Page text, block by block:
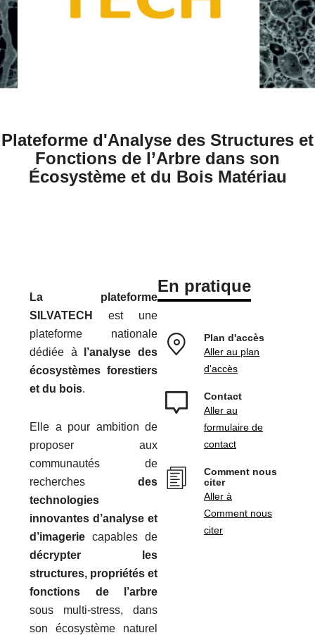
Plateforme d'Analyse des Structures et
Fonctions de l’Arbre dans son
Écosystème et du Bois Matériau
La plateforme
SILVATECH
est une
plateforme nationale
dédiée à
l’analyse des
écosystèmes forestiers
et du bois.
Elle a pour ambition de
proposer aux
communautés de
recherches des
technologies
innovantes d’analyse et
d’imagerie capables de
décrypter les
structures, propriétés et
fonctions de l’arbre
sous multi-stress, dans
son écosystème naturel
En pratique
Plan d'accès
Aller au plan
d'accès
Contact
Aller au
formulaire de
contact
Comment nous
citer
Aller à
Comment nous
citer